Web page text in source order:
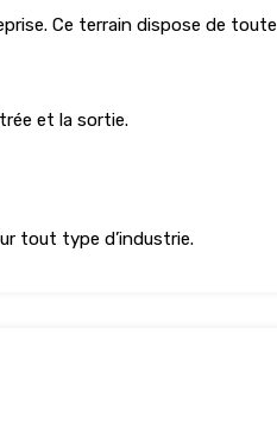
Ce terrain dispose de
et la sortie.
tout type d’industrie.